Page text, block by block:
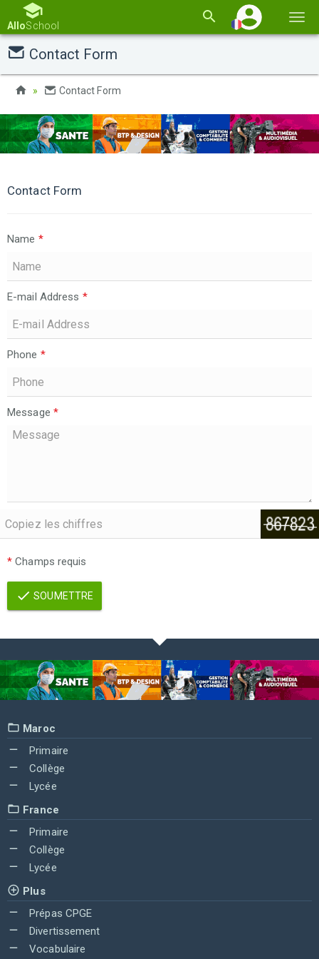
la
AlloSchool
Contact Form
Contact Form
Contact Form
Name *
E-mail Address *
Phone *
Message *
* Champs requis
SOUMETTRE
Maroc
Primaire
Collège
Lycée
France
Primaire
Collège
Lycée
Plus
Prépas CPGE
Divertissement
Vocabulaire